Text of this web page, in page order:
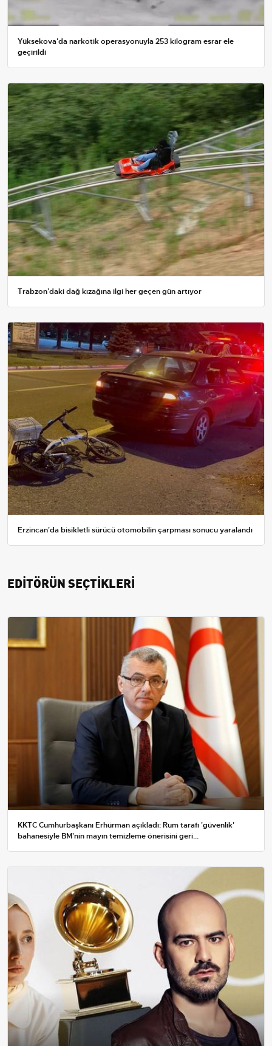
Yüksekova'da narkotik operasyonuyla 253 kilogram esrar ele
geçirildi
Trabzon’daki dağ kızağına ilgi her geçen gün artıyor
Erzincan'da bisikletli sürücü otomobilin çarpması sonucu yaralandı
EDİTÖRÜN SEÇTİKLERİ
KKTC Cumhurbaşkanı Erhürman açıkladı: Rum tarafı 'güvenlik'
bahanesiyle BM'nin mayın temizleme önerisini geri...